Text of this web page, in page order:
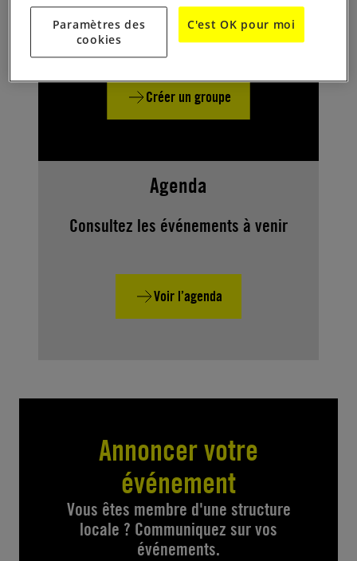
Créez-en un !
Créer un groupe
Agenda
Consultez les événements à venir
Voir l’agenda
Annoncer votre
événement
Vous êtes membre d'une structure
locale ? Communiquez sur vos
événements.
Paramètres des
cookies
C'est OK pour moi